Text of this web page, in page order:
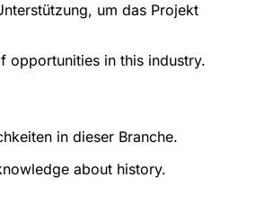
um das Projekt
opportunities in this industry.
in dieser Branche.
about history.